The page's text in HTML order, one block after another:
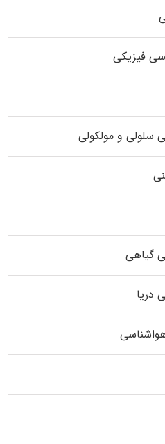
فیزیکی
سلولی و مولکولی
گیاهی
دریا